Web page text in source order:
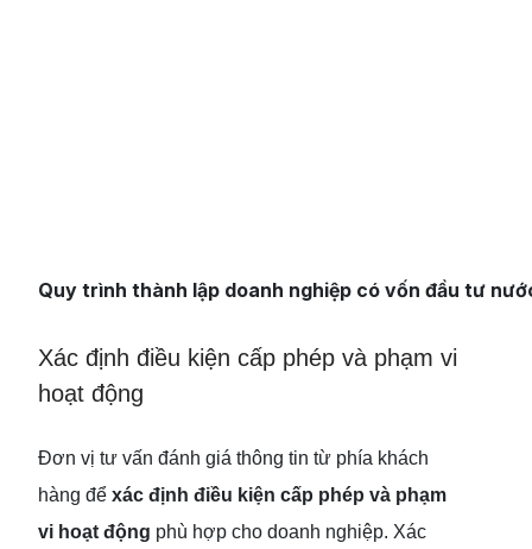
Quy trình thành lập doanh nghiệp có vốn đầu tư
Xác định điều kiện cấp phép và phạm vi
hoạt động
Đơn vị tư vấn đánh giá thông tin từ phía khách
hàng để xác định điều kiện cấp phép và phạm
vi hoạt động phù hợp cho doanh nghiệp. Xác